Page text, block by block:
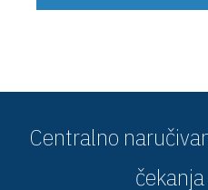
Centralno
čekanja